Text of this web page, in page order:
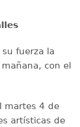
fuerza la
con el
martes 4 de
artísticas de